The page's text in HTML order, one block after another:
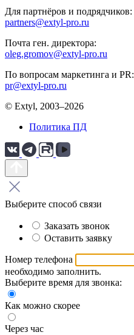
Для партнёров и подрядчиков:
partners@extyl-pro.ru
Почта ген. директора:
oleg.gromov@extyl-pro.ru
По вопросам маркетинга и PR:
pr@extyl-pro.ru
© Extyl, 2003–2026
Политика ПД
Выберите способ связи
Заказать звонок
Оставить заявку
Номер телефона
необходимо заполнить.
Выберите время для звонка:
Как можно скорее
Через час